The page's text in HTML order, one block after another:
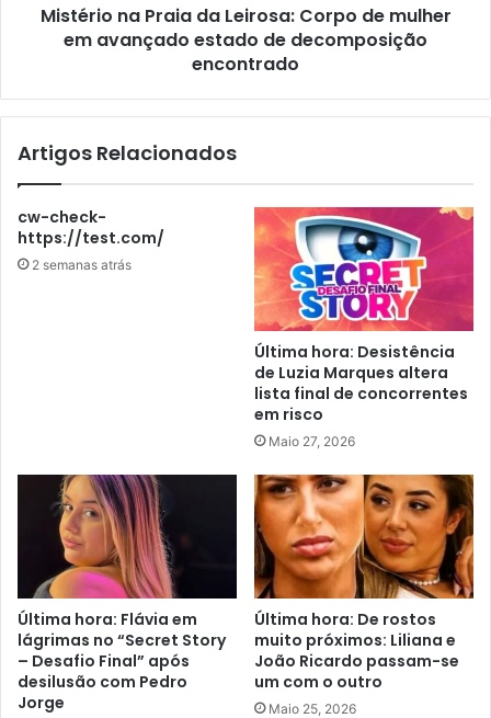
Mistério na Praia da Leirosa: Corpo de mulher
em avançado estado de decomposição
encontrado
Artigos Relacionados
cw-check-
https://test.com/
2 semanas atrás
Última hora: Desistência
de Luzia Marques altera
lista final de concorrentes
em risco
Maio 27, 2026
Última hora: Flávia em
lágrimas no “Secret Story
– Desafio Final” após
desilusão com Pedro
Jorge
Última hora: De rostos
muito próximos: Liliana e
João Ricardo passam-se
um com o outro
Maio 25, 2026